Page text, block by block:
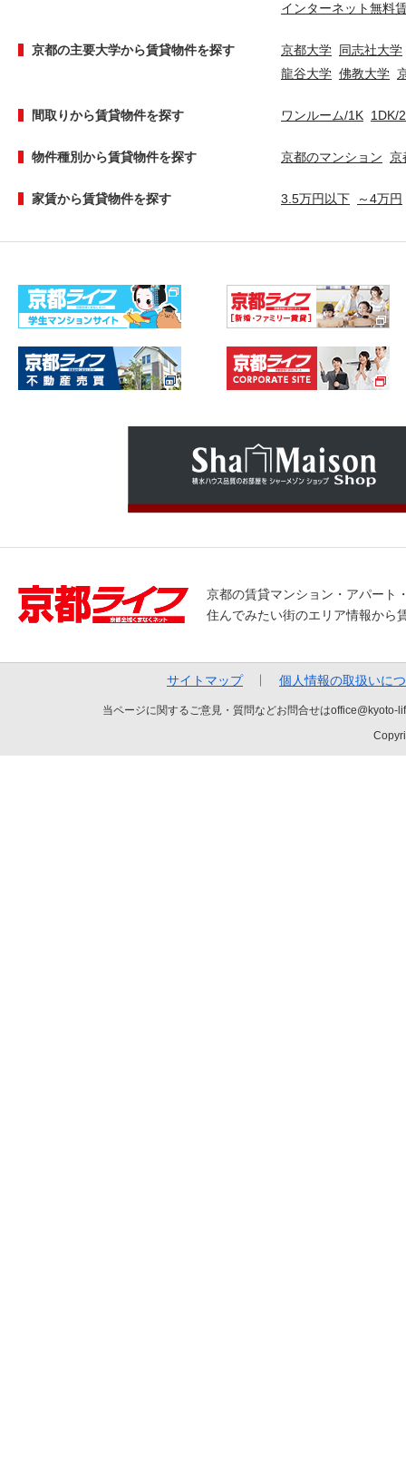
インターネット無料
京都の主要大学から賃貸物件を探す 京都大学 同志社大学
龍谷大学 佛教大学
間取りから賃貸物件を探す ワンルーム/1K 1DK/
物件種別から賃貸物件を探す 京都のマンション 京
家賃から賃貸物件を探す 3.5万円以下 ～4万円
京都の賃貸マンション・アパート
住んでみたい街のエリア情報から
サイトマップ 個人情報の取扱いに
当ページに関するご意見・質問などお問合せは